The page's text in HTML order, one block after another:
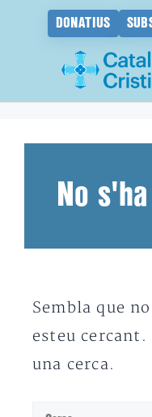
DONATIUS
No
Sembla que
esteu
una cerca.
Cerca: